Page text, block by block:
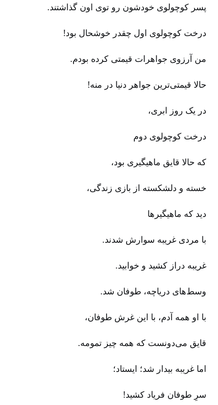
پسر کوچولوی خودشون رو توی اون گذاشتند.
درخت کوچولوی اول چقدر خوشحال بود!
من آرزوی جواهرات قیمتی کرده بودم‌.
حالا قیمتی‌ترین جواهر دنیا در منه‌!
در یک روز ابری‌،
درخت کوچولوی دوم‌
که حالا قایق ماهیگیری بود،
خسته و دلشکسته از بازی زندگی‌،
دید که ماهیگیرها
با مردی غریبه سوارش شدند.
غریبه دراز کشید و خوابید.
وسط‌های دریاچه‌، طوفان شد.
با او همه آدم‌، با این غرش طوفان‌،
قایق می‌دونست که همه چیز تمومه‌.
اما غریبه بیدار شد؛ ایستاد؛
سرِ طوفان فریاد کشید!